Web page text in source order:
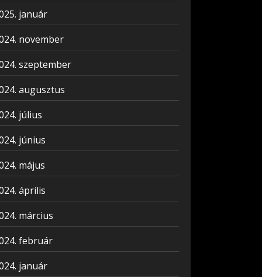
január
november
szeptember
augusztus
július
június
május
április
március
február
január